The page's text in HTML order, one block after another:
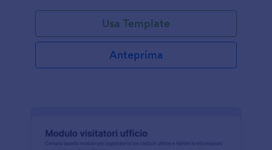
Usa Template
Anteprima